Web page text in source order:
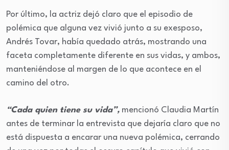
Por último, la actriz dejó claro que el episodio de
polémica que alguna vez vivió junto a su exesposo,
Andrés Tovar, había quedado atrás, mostrando una
faceta completamente diferente en sus vidas, y ambos,
manteniéndose al margen de lo que acontece en el
camino del otro.
“Cada quien tiene su vida”, mencionó Claudia Martín
antes de terminar la entrevista que dejaría claro que no
está dispuesta a encarar una nueva polémica, cerrando